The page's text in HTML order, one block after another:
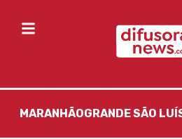
MARANHÃOGRANDE SÃO